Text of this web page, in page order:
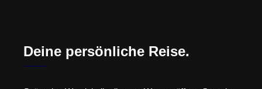
Deine persönliche Reise.